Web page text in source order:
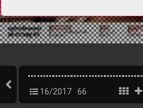
16/2017 66